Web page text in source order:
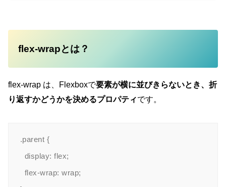
flex-wrapとは？
flex-wrap は、Flexboxで要素が横に並びきらないとき、折
り返すかどうかを決めるプロパティです。
.parent {